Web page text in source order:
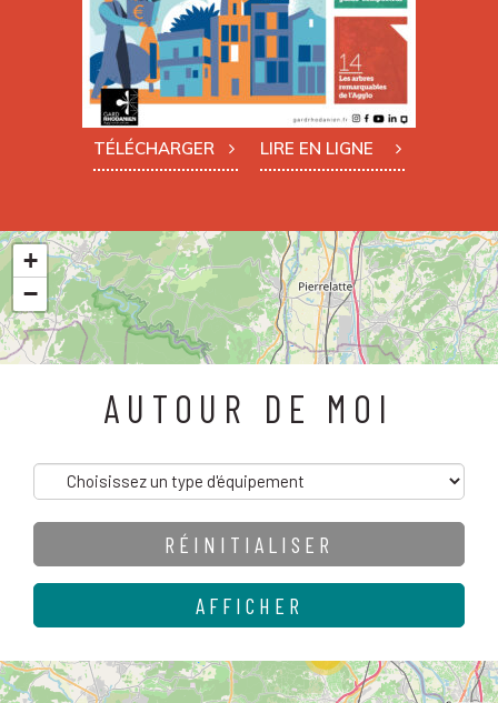
TÉLÉCHARGER LIRE EN LIGNE
AUTOUR DE MOI
Catégories
RÉINITIALISER
AFFICHER
15
26
+
−